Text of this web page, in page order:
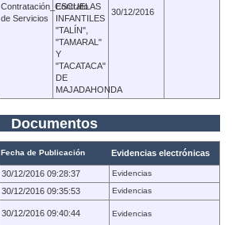
Contratación_Contrato
de Servicios
ESCUELAS
INFANTILES
"TALÍN",
"TAMARAL"
Y
"TACATACA"
DE
MAJADAHONDA
30/12/2016
Documentos
Fecha de Publicación Evidencias electrónicas
30/12/2016 09:28:37
Evidencias
30/12/2016 09:35:53
Evidencias
30/12/2016 09:40:44 Evidencias